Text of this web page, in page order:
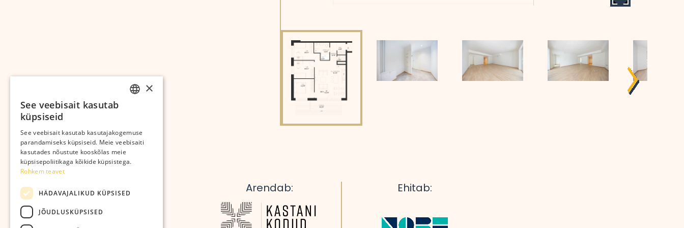
Arendab: Ehitab:
×
See veebisait kasutab
küpsiseid
See veebisait kasutab kasutajakogemuse
parandamiseks küpsiseid. Meie veebisaiti
kasutades nõustute kooskõlas meie
küpsisepoliitikaga kõikide küpsistega.
Rohkem teavet
HÄDAVAJALIKUD KÜPSISED
JÕUDLUSKÜPSISED